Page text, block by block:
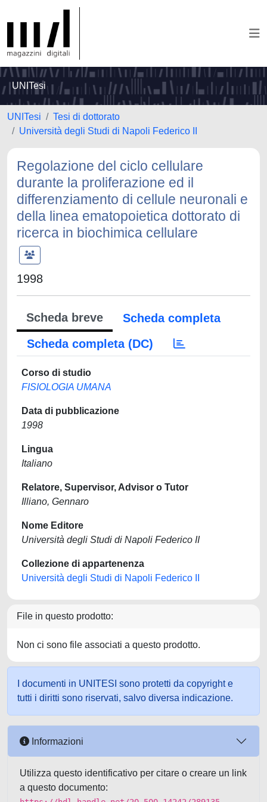
UNITesi
UNITesi
Tesi di dottorato
Università degli Studi di Napoli Federico II
Regolazione del ciclo cellulare
durante la proliferazione ed il
differenziamento di cellule neuronali e
della linea ematopoietica dottorato di
ricerca in biochimica cellulare
1998
Scheda breve
Scheda completa
Scheda completa (DC)
Corso di studio
FISIOLOGIA UMANA
Data di pubblicazione
1998
Lingua
Italiano
Relatore, Supervisor, Advisor o Tutor
Illiano, Gennaro
Nome Editore
Università degli Studi di Napoli Federico II
Collezione di appartenenza
Università degli Studi di Napoli Federico II
File in questo prodotto:
Non ci sono file associati a questo prodotto.
I documenti in UNITESI sono protetti da copyright e
tutti i diritti sono riservati, salvo diversa indicazione.
Informazioni
Utilizza questo identificativo per citare o creare un link
a questo documento: